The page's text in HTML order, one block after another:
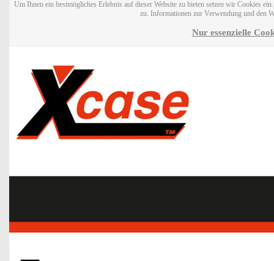
Um Ihnen ein bestmögliches Erlebnis auf dieser Website zu bieten setzen wir Cookies
zu. Informationen zur Verwendung und den
Nur essenzielle